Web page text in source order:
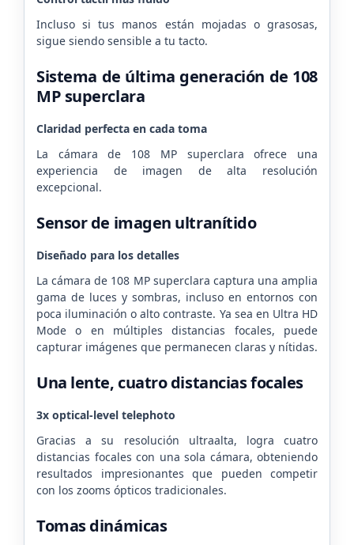
Incluso si tus manos están mojadas o grasosas,
sigue siendo sensible a tu tacto.
Sistema de última generación de 108
MP superclara
Claridad perfecta en cada toma
La cámara de 108 MP superclara ofrece una
experiencia de imagen de alta resolución
excepcional.
Sensor de imagen ultranítido
Diseñado para los detalles
La cámara de 108 MP superclara captura una amplia
gama de luces y sombras, incluso en entornos con
poca iluminación o alto contraste. Ya sea en Ultra HD
Mode o en múltiples distancias focales, puede
capturar imágenes que permanecen claras y nítidas.
Una lente, cuatro distancias focales
3x optical-level telephoto
Gracias a su resolución ultraalta, logra cuatro
distancias focales con una sola cámara, obteniendo
resultados impresionantes que pueden competir
con los zooms ópticos tradicionales.
Tomas dinámicas